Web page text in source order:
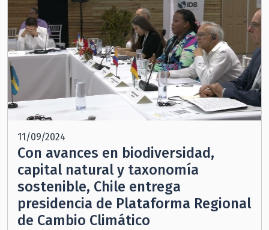
11/09/2024
Con avances en biodiversidad,
capital natural y taxonomía
sostenible, Chile entrega
presidencia de Plataforma Regional
de Cambio Climático